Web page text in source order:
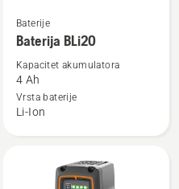
Pogledajte
više
Baterija
BLi20
Baterije
Baterija BLi20
Kapacitet akumulatora
4 Ah
Vrsta baterije
Li-Ion